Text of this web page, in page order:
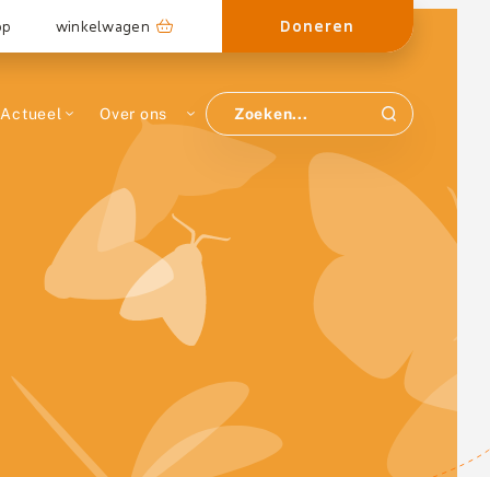
winkelwagen Doneren
Actueel Over ons